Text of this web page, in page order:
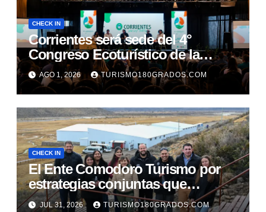
CHECK IN
Corrientes será sede del 4°
Congreso Ecoturístico de la
Región Litoral
AGO 1, 2026 TURISMO180GRADOS.COM
CHECK IN
El Ente Comodoro Turismo por
estrategias conjuntas que
fortalezcan la actividad en la
JUL 31, 2026 TURISMO180GRADOS.COM